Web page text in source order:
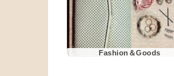
Fashion＆Goods